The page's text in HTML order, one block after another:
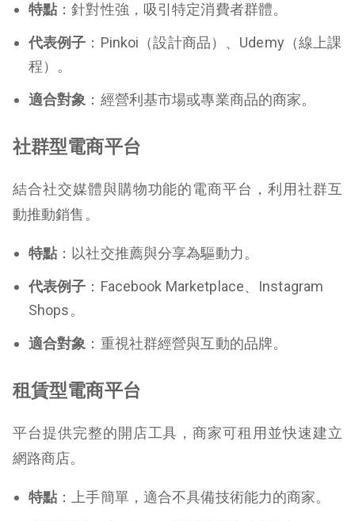
特點 ：針對性強，吸引特定消費者群體。
代表例子 ：Pinkoi（設計商品）、Udemy（線上課
程）。
適合對象 ：經營利基市場或專業商品的商家。
社群型電商平台
結合社交媒體與購物功能的電商平台，利用社群互
動推動銷售。
特點 ：以社交推薦與分享為驅動力。
代表例子 ：Facebook Marketplace、Instagram
Shops。
適合對象 ：重視社群經營與互動的品牌。
租賃型電商平台
平台提供完整的開店工具，商家可租用並快速建立
網路商店。
特點 ：上手簡單，適合不具備技術能力的商家。